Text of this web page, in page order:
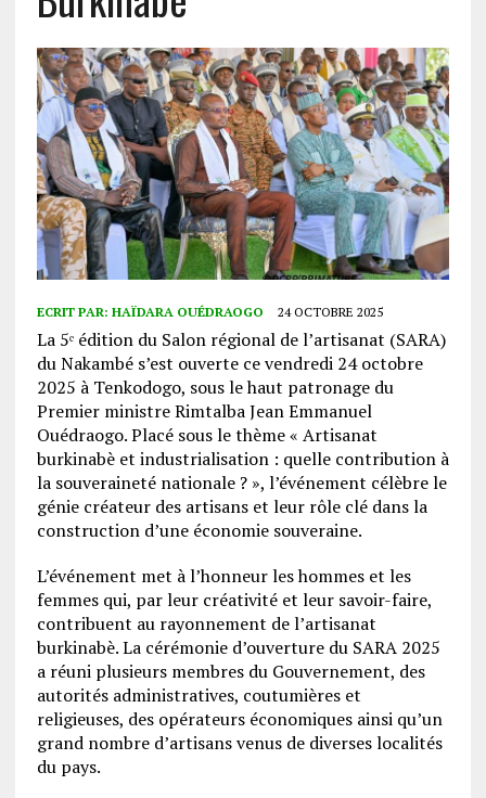
ECRIT PAR: HAÏDARA OUÉDRAOGO 24 OCTOBRE 2025
La 5ᵉ édition du Salon régional de l’artisanat (SARA)
du Nakambé s’est ouverte ce vendredi 24 octobre
2025 à Tenkodogo, sous le haut patronage du
Premier ministre Rimtalba Jean Emmanuel
Ouédraogo. Placé sous le thème « Artisanat
burkinabè et industrialisation : quelle contribution à
la souveraineté nationale ? », l’événement célèbre le
génie créateur des artisans et leur rôle clé dans la
construction d’une économie souveraine.
L’événement met à l’honneur les hommes et les
femmes qui, par leur créativité et leur savoir-faire,
contribuent au rayonnement de l’artisanat
burkinabè. La cérémonie d’ouverture du SARA 2025
a réuni plusieurs membres du Gouvernement, des
autorités administratives, coutumières et
religieuses, des opérateurs économiques ainsi qu’un
grand nombre d’artisans venus de diverses localités
du pays.